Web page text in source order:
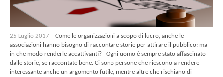
25 Luglio 2017 – Come le organizzazioni a scopo di lucro, anche le
associazioni hanno bisogno di raccontare storie per attirare il pubblico; ma
in che modo renderle accattivanti? Ogni uomo è sempre stato affascinato
dalle storie, se raccontate bene. Ci sono persone che riescono a rendere
interessante anche un argomento futile, mentre altre che rischiano di